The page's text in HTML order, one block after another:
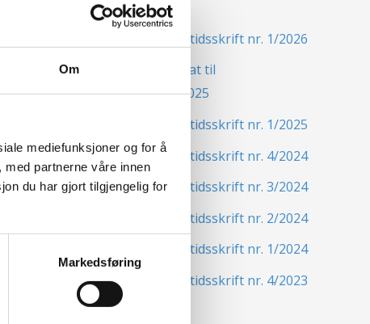
Om
mediefunksjoner og for å
partnerne våre innen
du har gjort tilgjengelig for
Markedsføring
Nordisk Forsikringstidsskrift nr. 1/2026
Nominer din kandidat til
Forsikringsprisen 2025
Nordisk Forsikringstidsskrift nr. 1/2025
Nordisk Forsikringstidsskrift nr. 4/2024
Nordisk Forsikringstidsskrift nr. 3/2024
Nordisk Forsikringstidsskrift nr. 2/2024
Nordisk Forsikringstidsskrift nr. 1/2024
Nordisk Forsikringstidsskrift nr. 4/2023